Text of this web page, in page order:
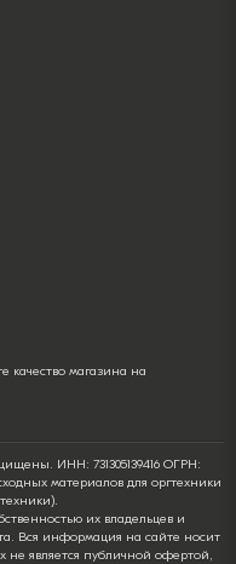
ИНН: 731305139416 ОГРН:
материалов для оргтехники
их владельцев и
Вся информация на сайте носит
не является публичной офертой,